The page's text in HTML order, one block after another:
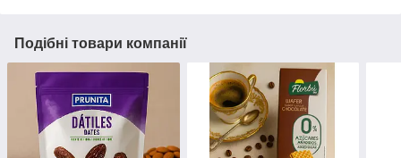
Подібні товари компанії